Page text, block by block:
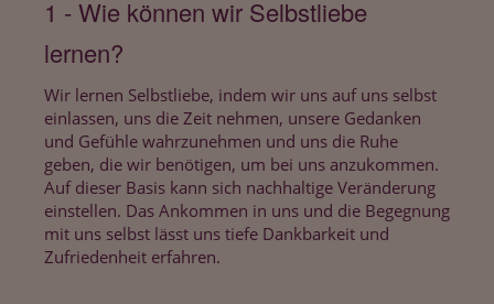
1 - Wie können wir Selbstliebe
lernen?
Wir lernen Selbstliebe, indem wir uns auf uns selbst
einlassen, uns die Zeit nehmen, unsere Gedanken
und Gefühle wahrzunehmen und uns die Ruhe
geben, die wir benötigen, um bei uns anzukommen.
Auf dieser Basis kann sich nachhaltige Veränderung
einstellen. Das Ankommen in uns und die Begegnung
mit uns selbst lässt uns tiefe Dankbarkeit und
Zufriedenheit erfahren.